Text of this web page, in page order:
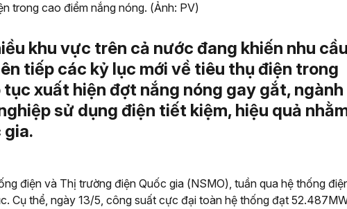
trong cao điểm nắng nóng. (Ảnh: PV)
khu vực trên cả nước đang khiến nhu cầu
tiếp các kỷ lục mới về tiêu thụ điện trong
xuất hiện đợt nắng nóng gay gắt, ngành
sử dụng điện tiết kiệm, hiệu quả
gia.
điện và Thị trường điện Quốc gia (NSMO), tuần qua hệ thống
Cụ thể, ngày 13/5, công suất cực đại toàn hệ thống đạt